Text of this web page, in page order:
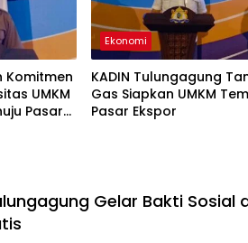
Komitmen
UMKM
Pasar
Ekonomi
KADIN Tulungagung
Gas Siapkan UMKM
Pasar Ekspor
Gelar Bakti Sosial